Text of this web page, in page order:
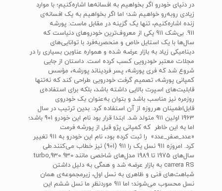
در دنیای خودرو اگر بخواهیم به افسانه‌ها اشاره‌کنیم؛ با موارد
زیادی روبه‌رو خواهیم شد؛ اما اگر بخواهیم به یک افسانه‌ی
زنده اشاره‌کنیم، تنها یک گزینه در مقابل ماست: پورشه
911. بی‌شک 911 یکی از معروف‌ترین خودروهای دنیاست که
سال‌ها با یک استایل خاص و منحصربه‌فرد با توانایی‌های
دینامیکی زیاد به بازار عرضه ‌شده و همواره عناوین بسیاری را در
مجلات معتبر خودرویی کسب کرده است. داستان از جایی
شروع شد که فری پورشه، پسر فردیناند پورشه، مؤسس
کمپانی پورشه، تصمیم گرفت خودرویی طراحی کند که نه‌تنها
قابلیت‌های اسپرت بالایی داشته باشد، بلکه برای استفاده‌ی
روزمره نیز مناسب باشد و بتوان به‌عنوان یک خودروی
قابل‌اطمینان هرروزه از آن استفاده کرد. بدین ترتیب در سال
1963 اولین 911 متولد شد. ابتدا قرار بود نام این خودرو 901 باشد؛
اما به این خاطر که کمپانی پژو قبل از پورشه فرمت
«عدد_صفر_عدد» را ثبت کرده بود، نام این خودرو به 911 تغییر
کرد. امروزه 911 نسل یک را 911 (901) نیز خطاب می‌کنند.طی
سال‌های 1975 تا 1989 مدل‌های شاخصی مانند 930 turbo,930
carrera RS به بازار عرضه شد و همگی به دلیل داشتن
شباهت‌های فنی و ظاهری به نسل اول، زیرمجموعه‌ی همان
نسل محسوب می‌شوند؛ اما 911 موردنظر ما نسل ششم این